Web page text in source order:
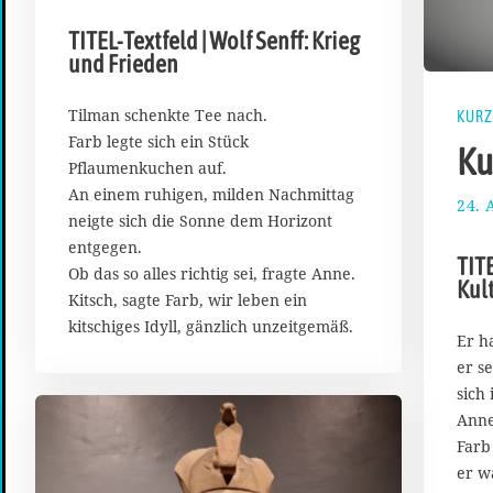
a
i
0
2
TITEL-Textfeld | Wolf Senff: Krieg
und Frieden
Tilman schenkte Tee nach.
Farb legte sich ein Stück
Pflaumenkuchen auf.
An einem ruhigen, milden Nachmittag
neigte sich die Sonne dem Horizont
entgegen.
Ob das so alles richtig sei, fragte Anne.
Kitsch, sagte Farb, wir leben ein
kitschiges Idyll, gänzlich unzeitgemäß.
24.
Er
er
sich
er